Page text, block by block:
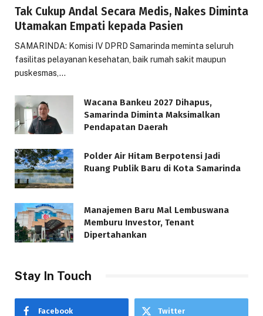
Tak Cukup Andal Secara Medis, Nakes Diminta
Utamakan Empati kepada Pasien
SAMARINDA: Komisi IV DPRD Samarinda meminta seluruh
fasilitas pelayanan kesehatan, baik rumah sakit maupun
puskesmas,…
Wacana Bankeu 2027 Dihapus,
Samarinda Diminta Maksimalkan
Pendapatan Daerah
Polder Air Hitam Berpotensi Jadi
Ruang Publik Baru di Kota Samarinda
Manajemen Baru Mal Lembuswana
Memburu Investor, Tenant
Dipertahankan
Stay In Touch
Facebook Twitter